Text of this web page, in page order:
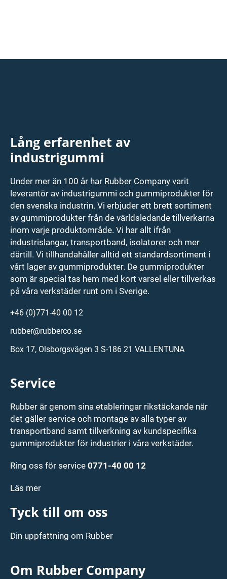
Lång erfarenhet av
industrigummi
Under mer än 100 år har Rubber Company varit
leverantör av industrigummi och gummiprodukter för
den svenska industrin. Vi erbjuder ett brett sortiment
av gummiprodukter från de världsledande tillverkarna
inom varje produktområde. Vi har allt ifrån
industrislangar, transportband, isolatorer och mer
därtill. Vi tillhandahåller alltid ett standardsortiment i
vårt lager av gummiprodukter. De gummiprodukter
som är special tas hem med kort varsel eller tillverkas
på våra verkstäder runt om i Sverige.
+46 (0)771-40 00 12
rubber@rubberco.se
Box 17, Olsborgsvägen 3 S-186 21 VALLENTUNA
Service
Rubber är genom sina etableringar rikstäckande när
det gäller service och montage av alla typer av
transportband samt tillverkning av kundspecifika
gummiprodukter för industrier i våra verkstäder.
Ring oss för service0771-40 00 12
Läs mer
Tyck till om oss
Din uppfattning om Rubber
Om Rubber Company